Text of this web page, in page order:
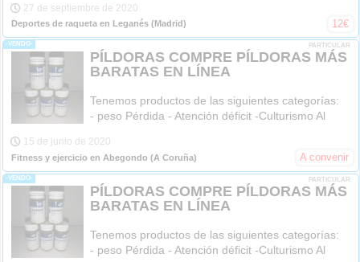
27 de septiembre de 2020
Deportes de raqueta en Leganés (Madrid) 12€
-VENDO- PARTICULAR
PÍLDORAS COMPRE PÍLDORAS MÁS
BARATAS EN LÍNEA
Tenemos productos de las siguientes categorías:
- peso Pérdida - Atención déficit -Culturismo Al
15 de junio de 2020
Fitness y ejercicio en Abegondo (A Coruña) A convenir
-VENDO- PARTICULAR
PÍLDORAS COMPRE PÍLDORAS MÁS
BARATAS EN LÍNEA
Tenemos productos de las siguientes categorías:
- peso Pérdida - Atención déficit -Culturismo Al